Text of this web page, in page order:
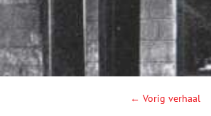
← Vorig verhaal